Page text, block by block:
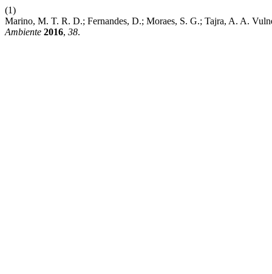
(1)
Marino, M. T. R. D.; Fernandes, D.; Moraes, S. G.; Tajra, A. A.
Ambiente 2016, 38.